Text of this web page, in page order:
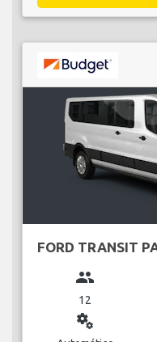
FORD TRANSIT
group
12
miscellaneous_services